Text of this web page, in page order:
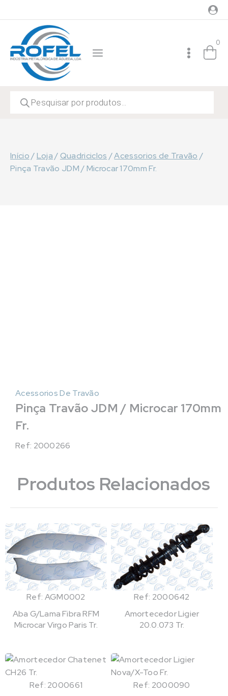
to
content
0
search
Início/Loja /Quadriciclos /Acessorios de Travão /
Pinça Travão JDM / Microcar 170mm Fr.
Acessorios De Travão
Pinça Travão JDM / Microcar 170mm
Fr.
Ref: 2000266
Produtos Relacionados
Ref: AGM0002
Aba G/Lama Fibra RFM
Microcar Virgo Paris Tr.
Ref: 2000642
Amortecedor Ligier
20.0.073 Tr.
Ref: 2000661
Ref: 2000090